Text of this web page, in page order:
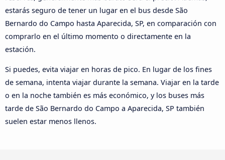
estarás seguro de tener un lugar en el bus desde São
Bernardo do Campo hasta Aparecida, SP, en comparación con
comprarlo en el último momento o directamente en la
estación.
Si puedes, evita viajar en horas de pico. En lugar de los fines
de semana, intenta viajar durante la semana. Viajar en la tarde
o en la noche también es más económico, y los buses más
tarde de São Bernardo do Campo a Aparecida, SP también
suelen estar menos llenos.